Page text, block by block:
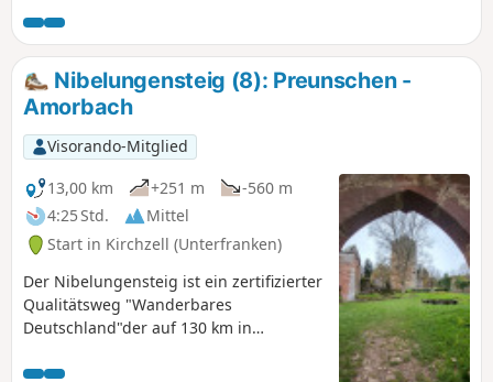
Etappen mit insgesamt mehr als 4.000
Höhenmetern von West nach Ost quer
durch den Odenwald und damit durch
drei Bundesländer (Hessen, Bayern,
Baden-Württemberg) führt. Unsere
Aufteilung unterscheidet sich von den
offiziellen Etappen. Wir haben teilweise
kürzere Touren gewählt, einige kurze
zusätzliche Meter gemacht und
teilweise an anderen Orten
übernachtet. Beachte bei der
Tourenplanung die Unterkunfts-,
Einkehr- und
Verpflegungsmöglichkeiten, die nicht
Nibelungensteig (8): Preunschen -
Amorbach
Visorando-Mitglied
13,00 km
+251 m
-560 m
4:25 Std.
Mittel
Start in Kirchzell (Unterfranken)
Der Nibelungensteig ist ein zertifizierter
Qualitätsweg "Wanderbares
Deutschland"der auf 130 km in
Etappen mit insgesamt mehr als 4.000